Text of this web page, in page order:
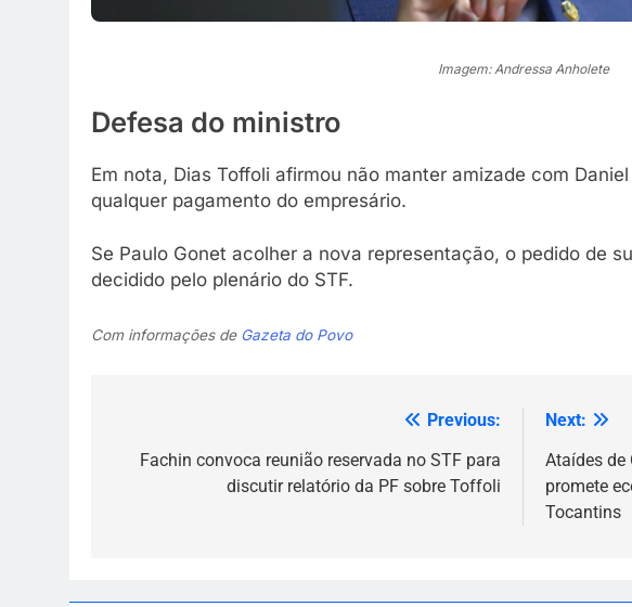
Imagem: Andressa Anholete
Defesa do ministro
Em nota, Dias Toffoli afirmou não manter amizade com
qualquer pagamento do empresário.
Se Paulo Gonet acolher a nova representação, o pedido de
decidido pelo plenário do STF.
Com informações de Gazeta do Povo
Previous:
Fachin convoca reunião reservada no STF para
discutir relatório da PF sobre Toffoli
Next:
Ataídes de
promete
Tocantins